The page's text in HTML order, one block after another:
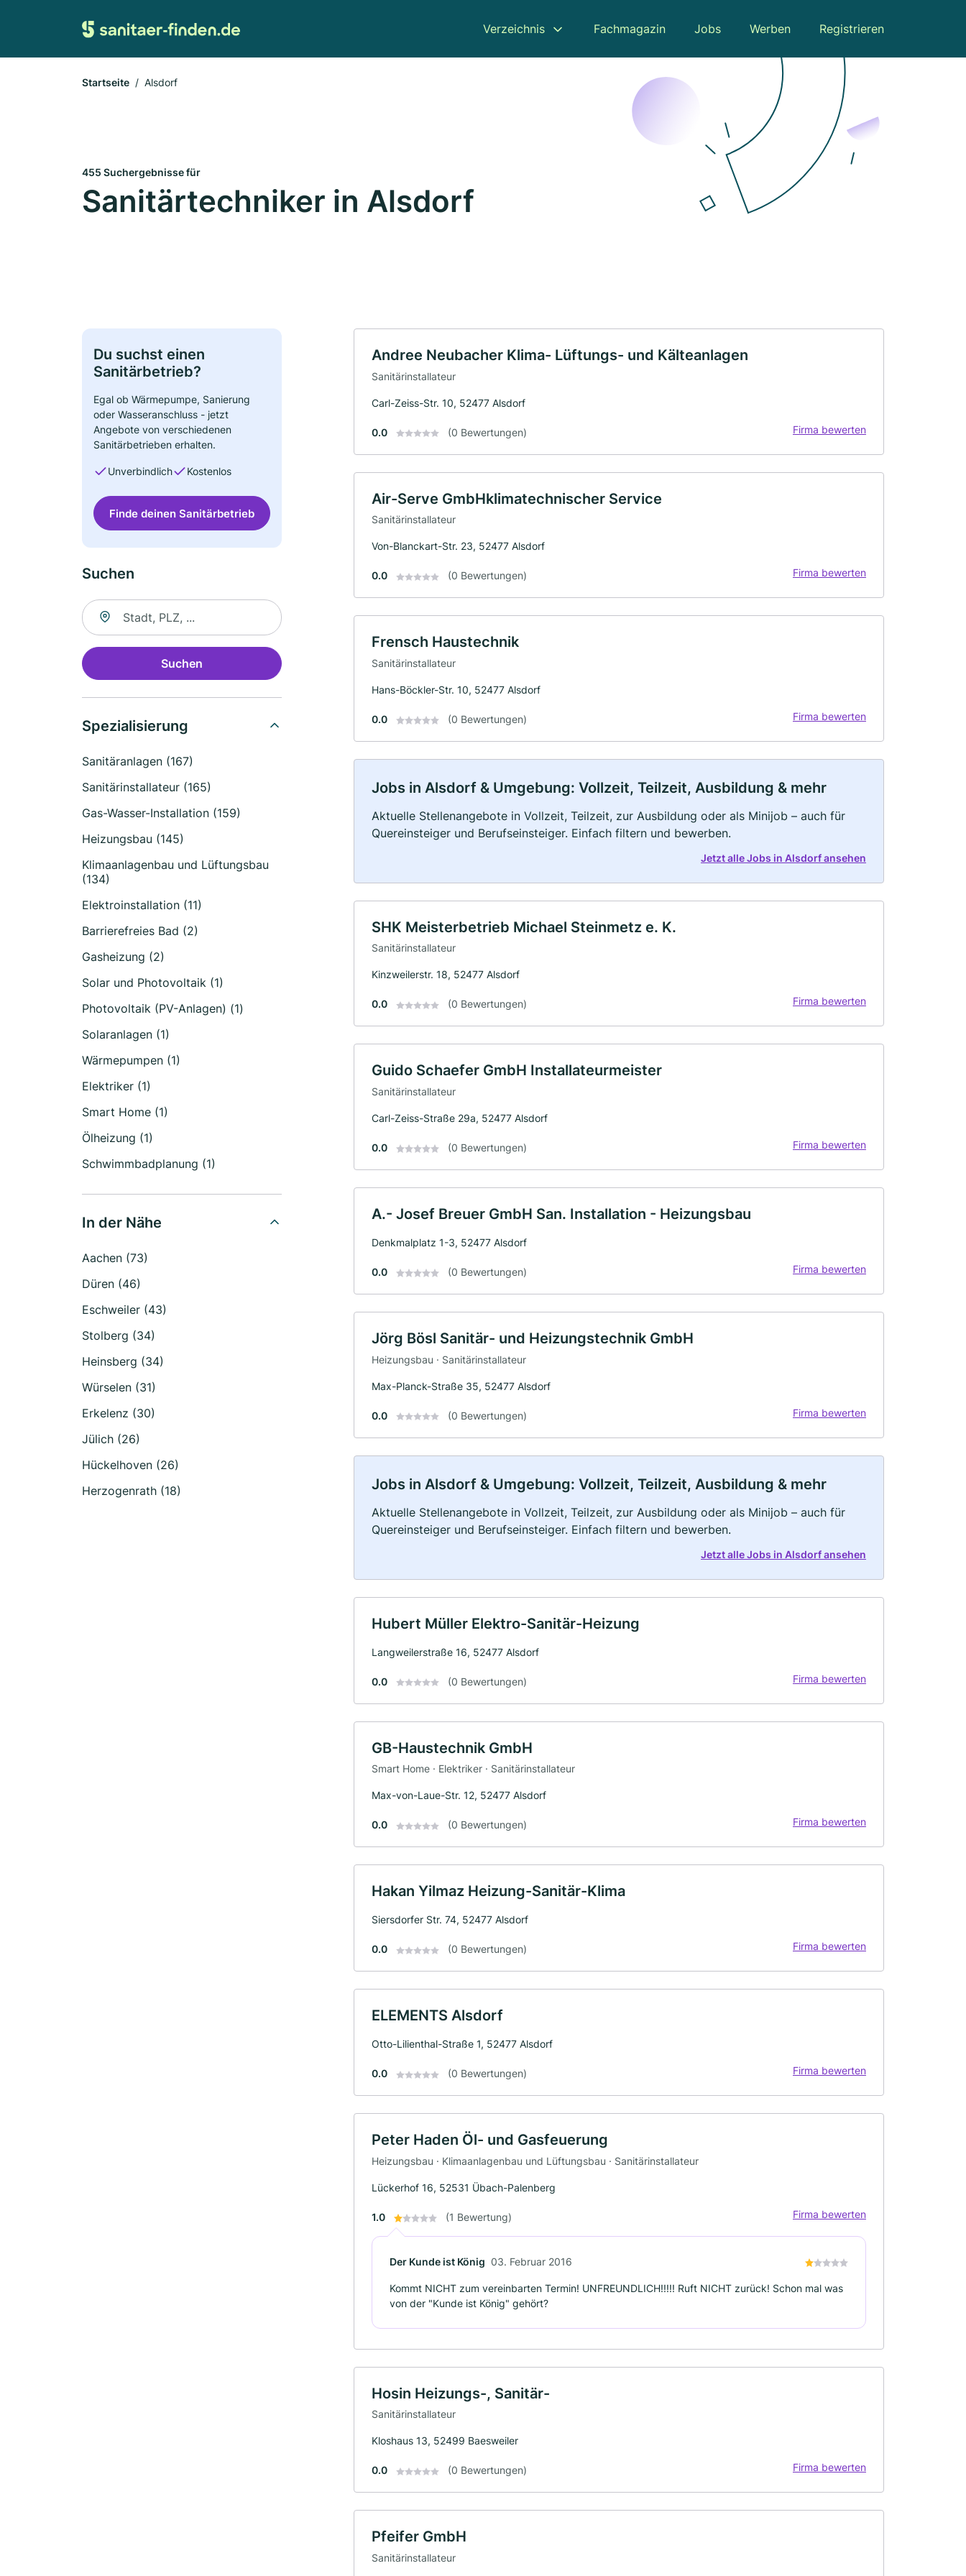
Verzeichnis Fachmagazin Jobs Werben Registrieren
Startseite Alsdorf
455 Suchergebnisse für
Sanitärtechniker in Alsdorf
Du suchst einen
Sanitärbetrieb?
Egal ob Wärmepumpe, Sanierung
oder Wasseranschluss - jetzt
Angebote von verschiedenen
Sanitärbetrieben erhalten.
Unverbindlich Kostenlos
Finde deinen Sanitärbetrieb
Suchen
Suche nach Ort
Suchen
Spezialisierung
Sanitäranlagen (167)
Sanitärinstallateur (165)
Gas-Wasser-Installation (159)
Heizungsbau (145)
Klimaanlagenbau und Lüftungsbau
(134)
Elektroinstallation (11)
Barrierefreies Bad (2)
Gasheizung (2)
Solar und Photovoltaik (1)
Photovoltaik (PV-Anlagen) (1)
Solaranlagen (1)
Wärmepumpen (1)
Elektriker (1)
Smart Home (1)
Ölheizung (1)
Schwimmbadplanung (1)
In der Nähe
Aachen (73)
Düren (46)
Eschweiler (43)
Stolberg (34)
Heinsberg (34)
Würselen (31)
Erkelenz (30)
Jülich (26)
Hückelhoven (26)
Herzogenrath (18)
Andree Neubacher Klima- Lüftungs- und Kälteanlagen
Sanitärinstallateur
Carl-Zeiss-Str. 10, 52477 Alsdorf
0.0 (0 Bewertungen) Firma bewerten
Air-Serve GmbHklimatechnischer Service
Sanitärinstallateur
Von-Blanckart-Str. 23, 52477 Alsdorf
0.0 (0 Bewertungen) Firma bewerten
Frensch Haustechnik
Sanitärinstallateur
Hans-Böckler-Str. 10, 52477 Alsdorf
0.0 (0 Bewertungen) Firma bewerten
Jobs in Alsdorf & Umgebung: Vollzeit, Teilzeit, Ausbildung & mehr
Aktuelle Stellenangebote in Vollzeit, Teilzeit, zur Ausbildung oder als Minijob – auch für
Quereinsteiger und Berufseinsteiger. Einfach filtern und bewerben.
Jetzt alle Jobs in Alsdorf ansehen
SHK Meisterbetrieb Michael Steinmetz e. K.
Sanitärinstallateur
Kinzweilerstr. 18, 52477 Alsdorf
0.0 (0 Bewertungen) Firma bewerten
Guido Schaefer GmbH Installateurmeister
Sanitärinstallateur
Carl-Zeiss-Straße 29a, 52477 Alsdorf
0.0 (0 Bewertungen) Firma bewerten
A.- Josef Breuer GmbH San. Installation - Heizungsbau
Denkmalplatz 1-3, 52477 Alsdorf
0.0 (0 Bewertungen) Firma bewerten
Jörg Bösl Sanitär- und Heizungstechnik GmbH
Heizungsbau · Sanitärinstallateur
Max-Planck-Straße 35, 52477 Alsdorf
0.0 (0 Bewertungen) Firma bewerten
Jobs in Alsdorf & Umgebung: Vollzeit, Teilzeit, Ausbildung & mehr
Aktuelle Stellenangebote in Vollzeit, Teilzeit, zur Ausbildung oder als Minijob – auch für
Quereinsteiger und Berufseinsteiger. Einfach filtern und bewerben.
Jetzt alle Jobs in Alsdorf ansehen
Hubert Müller Elektro-Sanitär-Heizung
Langweilerstraße 16, 52477 Alsdorf
0.0 (0 Bewertungen) Firma bewerten
GB-Haustechnik GmbH
Smart Home · Elektriker · Sanitärinstallateur
Max-von-Laue-Str. 12, 52477 Alsdorf
0.0 (0 Bewertungen) Firma bewerten
Hakan Yilmaz Heizung-Sanitär-Klima
Siersdorfer Str. 74, 52477 Alsdorf
0.0 (0 Bewertungen) Firma bewerten
ELEMENTS Alsdorf
Otto-Lilienthal-Straße 1, 52477 Alsdorf
0.0 (0 Bewertungen) Firma bewerten
Peter Haden Öl- und Gasfeuerung
Heizungsbau · Klimaanlagenbau und Lüftungsbau · Sanitärinstallateur
Lückerhof 16, 52531 Übach-Palenberg
1.0 (1 Bewertung) Firma bewerten
Der Kunde ist König 03. Februar 2016
Kommt NICHT zum vereinbarten Termin! UNFREUNDLICH!!!!! Ruft NICHT zurück! Schon mal was
von der "Kunde ist König" gehört?
Hosin Heizungs-, Sanitär-
Sanitärinstallateur
Kloshaus 13, 52499 Baesweiler
0.0 (0 Bewertungen) Firma bewerten
Pfeifer GmbH
Sanitärinstallateur